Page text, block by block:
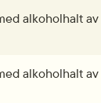
alkoholhalt
alkoholhalt